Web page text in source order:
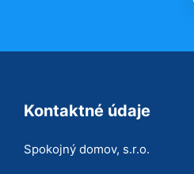
Kontaktné údaje
Spokojný domov, s.r.o.